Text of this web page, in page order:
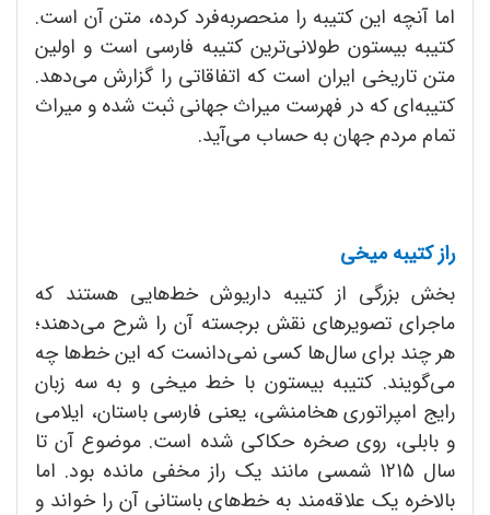
اما آنچه این کتیبه را منحصربه‌فرد کرده، متن آن است.
کتیبه بیستون طولانی‌ترین کتیبه فارسی است و اولین
متن تاریخی ایران است که اتفاقاتی را گزارش می‌دهد.
کتیبه‌ای که در فهرست میراث جهانی ثبت شده و میراث
تمام مردم جهان به حساب می‌آید.
راز کتیبه میخی
بخش بزرگی از کتیبه داریوش خط‌هایی هستند که
ماجرای تصویرهای نقش برجسته آن را شرح می‌دهند؛
هر چند برای سال‌ها کسی نمی‌دانست که این خط‌ها چه
می‌گویند. کتیبه بیستون با خط میخی و به سه زبان
رایج امپراتوری هخامنشی، یعنی فارسی باستان، ایلامی
و بابلی، روی صخره حکاکی شده است. موضوع آن تا
سال 1215 شمسی مانند یک راز مخفی مانده بود. اما
بالاخره یک علاقه‌مند به خط‌های باستانی آن را خواند و